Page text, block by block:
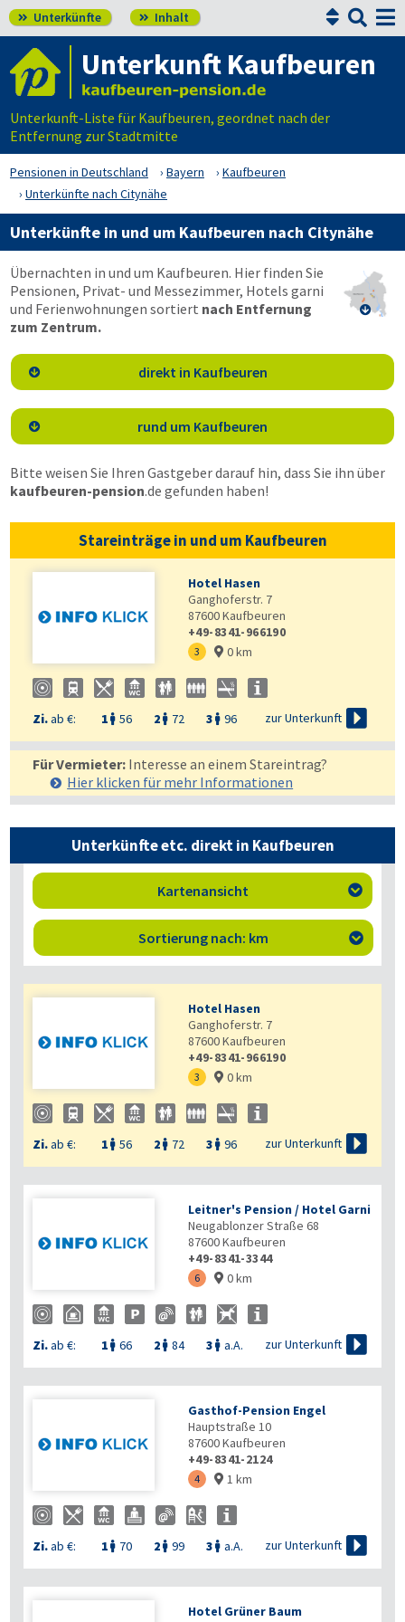
 Unterkünfte  Inhalt 

Unterkunft Kaufbeuren
Unterkunft-Liste für Kaufbeuren, geordnet nach der
Entfernung zur Stadtmitte
Pensionen in Deutschland Bayern
Kaufbeuren
Unterkünfte nach Citynähe
Unterkünfte in und um Kaufbeuren nach Citynähe

Übernachten in und um Kaufbeuren. Hier finden Sie
Pensionen, Privat- und Messezimmer, Hotels garni
und Ferienwohnungen sortiert nach Entfernung
zum Zentrum.
 direkt in Kaufbeuren
 rund um Kaufbeuren
Bitte weisen Sie Ihren Gastgeber darauf hin, dass Sie ihn über
kaufbeuren-pension.de gefunden haben!
Stareinträge in und um Kaufbeuren
Hotel Hasen
Ganghoferstr. 7
87600Kaufbeuren
+49-8341-966190
3  0 km
Zi.ab €: 1  56 2  72 3  96 zur Unterkunft 
Für Vermieter: Interesse an einem Stareintrag?
Hier klicken für mehr Informationen
Unterkünfte etc. direkt in Kaufbeuren
Kartenansicht 
Sortierung nach: km 
Hotel Hasen
Ganghoferstr. 7
87600Kaufbeuren
+49-8341-966190
3  0 km
Zi.ab €: 1  56 2  72 3  96 zur Unterkunft 
Leitner's Pension / Hotel Garni
Neugablonzer Straße 68
87600Kaufbeuren
+49-8341-3344
6  0 km
Zi.ab €: 1  66 2  84 3  a.A. zur Unterkunft 
Gasthof-Pension Engel
Hauptstraße 10
87600Kaufbeuren
+49-8341-2124
4  1 km
Zi.ab €: 1  70 2  99 3  a.A. zur Unterkunft 
Hotel Grüner Baum